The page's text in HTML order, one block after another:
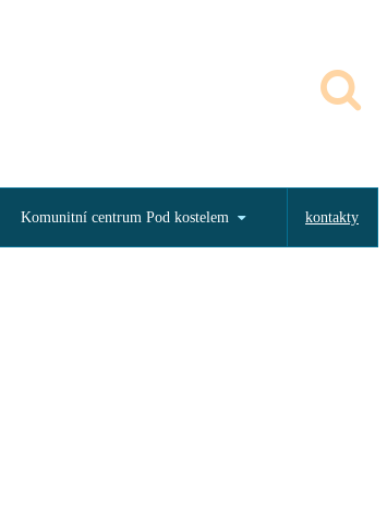
Komunitní centrum Pod kostelem kontakty